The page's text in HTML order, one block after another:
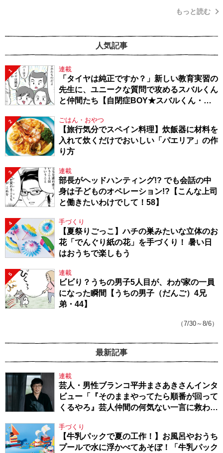
もっと読む
人気記事
1 連載
「タイヤは純正ですか？」新しい教育実習の
先生に、ユニークな質問で攻めるスバルくん
と仲間たち【自閉症BOY★スバルくん・
2 ごはん・おやつ
【旅行気分でスペイン料理】炊飯器に材料を
入れて炊くだけでおいしい「パエリア」の作
り方
3 連載
部長がヘッドハンティング!? でも会話の中
身は子どものオペレーション!?【こんな上司
と働きたいわけでして！58】
4 手づくり
【夏祭りごっこ】ハチの巣みたいな立体のお
花「でんぐり紙の花」を手づくり！ 暑い日
はおうちで楽しもう
5 連載
ビビり？うちの男子5人目が、わが家の一員
になった瞬間【うちの男子（だんご）4兄
弟・44】
（7/30～8/6）
最新記事
連載
芸人・男性ブランコ平井まさあきさんインタ
ビュー「『そのままやってたら順番が回って
くるやろ』芸人仲間の何気ない一言に救われ
手づくり
【牛乳パックで夏の工作！】お風呂やおうち
プールで水に浮かべてあそぼ！「牛乳パック